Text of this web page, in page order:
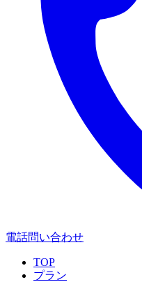
電話問い合わせ
TOP
プラン